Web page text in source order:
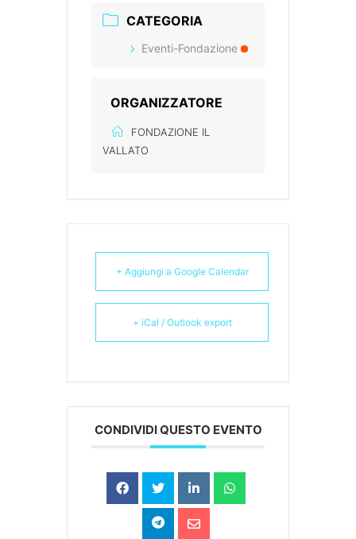
CATEGORIA
Eventi-Fondazione
ORGANIZZATORE
FONDAZIONE IL
VALLATO
+ Aggiungi a Google Calendar
+ iCal / Outlook export
CONDIVIDI QUESTO EVENTO